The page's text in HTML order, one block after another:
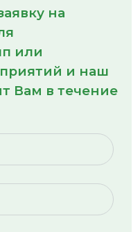
на
или
и наш
Вам в течение